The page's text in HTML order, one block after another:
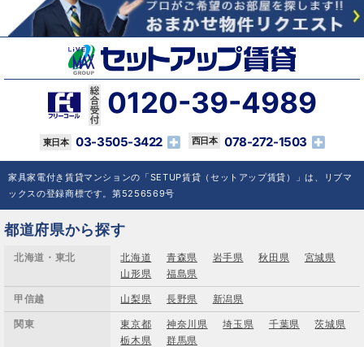
0120-39-4989
03-3505-3422 078-272-1503
家具家電付き賃貸マンションの「SETUP賃貸（セットアップ賃貸）」は、リブマ
ックスの登録商標です。第5256569号
都道府県から探す
北海道・東北 北海道 青森県 岩手県 秋田県
宮城県
山形県
福島県
甲信越 山梨県 長野県 新潟県
関東 東京都 神奈川県 埼玉県 千葉県
茨城県
栃木県
群馬県